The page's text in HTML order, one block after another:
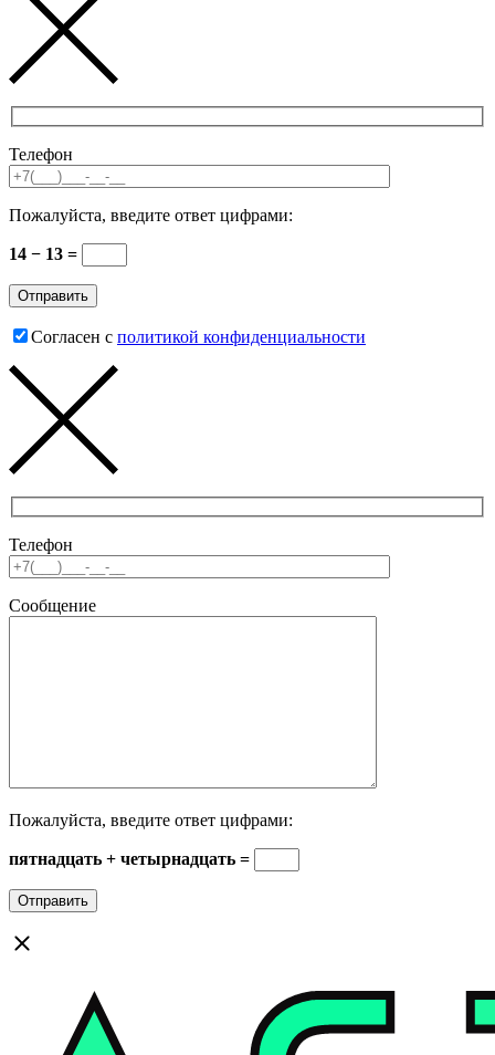
Телефон
Пожалуйста, введите ответ цифрами:
14 − 13 =
Согласен с политикой конфиденциальности
Телефон
Сообщение
Пожалуйста, введите ответ цифрами:
пятнадцать + четырнадцать =